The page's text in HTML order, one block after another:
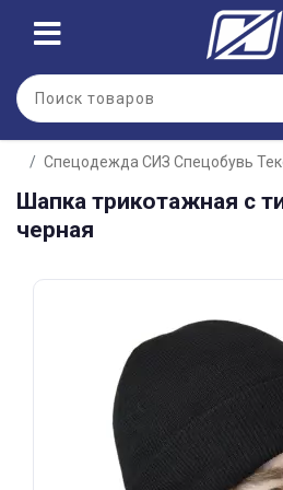
Спецодежда СИЗ Спецобувь
Шапка трикотажная c
черная
Для клиентов всех банков
Разбейте
оплатуна части
без переплат
График платежей